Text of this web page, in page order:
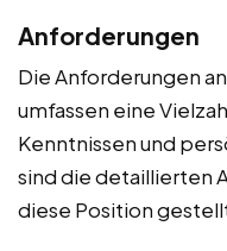
Anforderungen
Die Anforderungen
umfassen eine
Kenntnissen und
sind die detaillierten
diese Position